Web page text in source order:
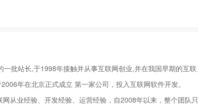
批站长,于1998年接触并从事互联网创业,并在我国早期的互联
年在北京正式成立 第一家公司，投入互联网软件开发。
从业经验、开发经验、运营经验，自2008年以来，整个团队只